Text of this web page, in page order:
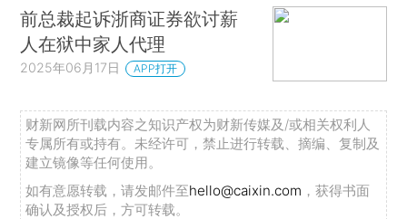
前总裁起诉浙商证券欲讨薪
人在狱中家人代理
2025年06月17日 APP打开
财新网所刊载内容之知识产权为财新传媒及/或相关权利人
专属所有或持有。未经许可，禁止进行转载、摘编、复制及
建立镜像等任何使用。
如有意愿转载，请发邮件至hello@caixin.com ，获得书面
确认及授权后，方可转载。